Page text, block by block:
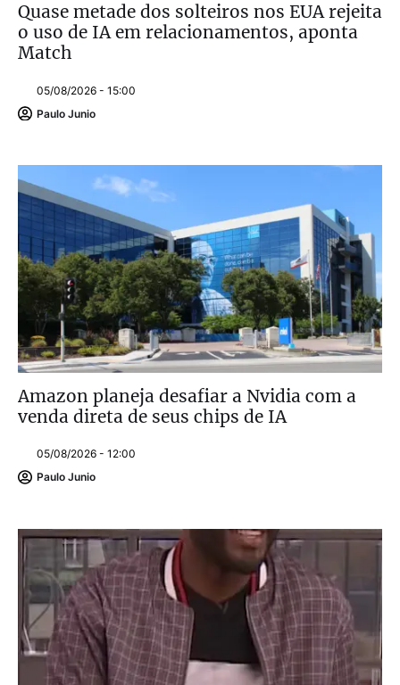
Quase metade dos solteiros nos EUA rejeita
o uso de IA em relacionamentos, aponta
Match
05/08/2026 - 15:00
Paulo Junio
Amazon planeja desafiar a Nvidia com a
venda direta de seus chips de IA
05/08/2026 - 12:00
Paulo Junio